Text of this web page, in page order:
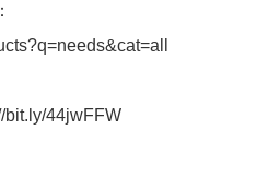
bit.ly/44jwFFW